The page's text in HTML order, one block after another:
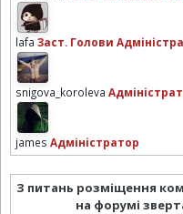
lafa Заст. Голови
snigova_koroleva
james Адміністратор
З питань розміщення
на форумі